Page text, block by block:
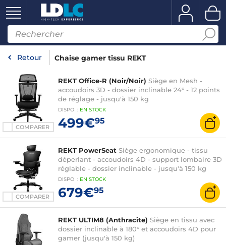
Retour Chaise gamer tissu REKT
COMPARER
REKT Office-R (Noir/Noir) Siège en Mesh -
accoudoirs 3D - dossier inclinable 24° - 12 points
de réglage - jusqu'à 150 kg
DISPO : EN STOCK
499€95
COMPARER
REKT PowerSeat Siège ergonomique - tissu
déperlant - accoudoirs 4D - support lombaire 3D
réglable - dossier inclinable - jusqu'à 150 kg
DISPO : EN STOCK
679€95
REKT ULTIM8 (Anthracite) Siège en tissu avec
dossier inclinable à 180° et accoudoirs 4D pour
gamer (jusqu'à 150 kg)